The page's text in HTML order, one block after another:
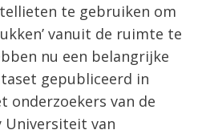
te gebruiken om
vanuit de ruimte te
nu een belangrijke
gepubliceerd in
onderzoekers van de
Universiteit van